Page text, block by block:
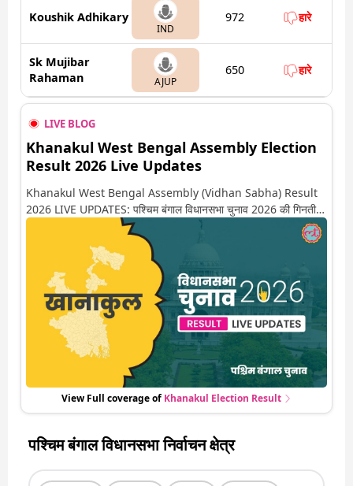
Koushik Adhikary
IND
972 हारे
Sk Mujibar
Rahaman
AJUP
650 हारे
LIVE BLOG
Khanakul West Bengal Assembly Election
Result 2026 Live Updates
Khanakul West Bengal Assembly (Vidhan Sabha) Result
2026 LIVE UPDATES: पश्चिम बंगाल विधानसभा चुनाव 2026 की गिनती
अगले कुछ ही देर में शुरू होने वाली है. यहां देखें खानाकुल सीट पर कौन आगे-
कौन पीछे से लेकर किस तरफ जा रहें है रुझान. साथ ही पाइए इस सीट पर हो
रही हर एक हलचल की अपडेट वो भी रियल टाइम में
View Full coverage of Khanakul Election Result
पश्चिम बंगाल विधानसभा निर्वाचन क्षेत्र